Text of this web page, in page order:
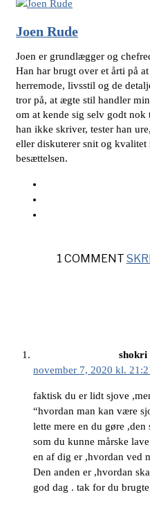
Joen Rude
Joen er grundlægger og
Han har brugt over et årti på
herremode, livsstil og de
tror på, at ægte stil handler
om at kende sig selv godt
han ikke skriver, tester han
eller diskuterer snit og
besættelsen.
1 COMMENT
shokri
november 7, 2020 kl.
faktisk du er lidt sjove
“hvordan man kan være
lette mere en du gøre
som du kunne mårske
en af dig er ,hvordan ved
Den anden er ,hvordan
god dag . tak for du